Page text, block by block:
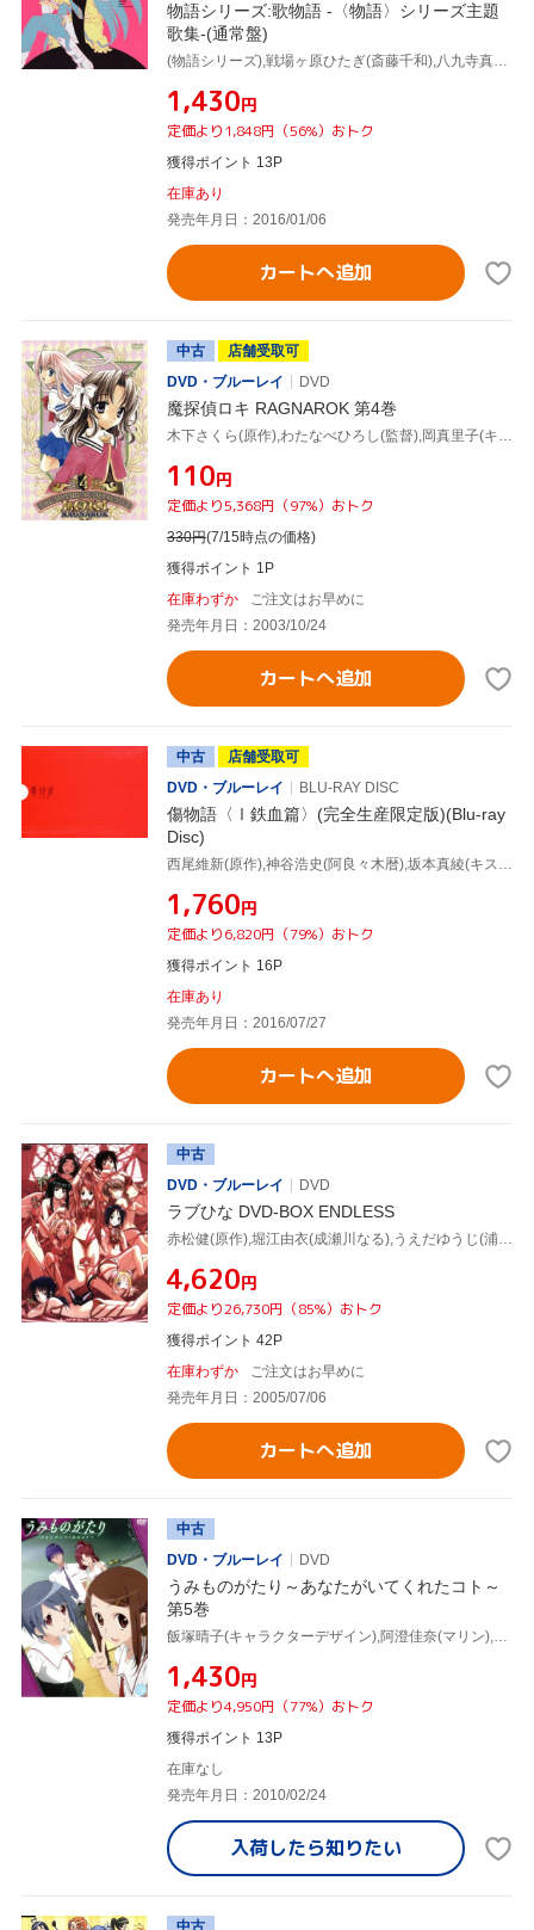
物語シリーズ:歌物語 -〈物語〉シリーズ主題
歌集-(通常盤)
(物語シリーズ),戦場ヶ原ひたぎ(斎藤千和),八九寺真宵(加藤英美里),神原駿河(沢城みゆき),千石撫子(花澤香菜),羽川翼(堀江由衣),春奈るな,河野マリナ
¥1,430円
定価より1,848円（56%）おトク
獲得ポイント 13P
在庫あり
発売年月日：2016/01/06
カートへ追加
中古
店舗受取可
DVD・ブルーレイ
DVD
魔探偵ロキ RAGNAROK 第4巻
木下さくら(原作),わたなべひろし(監督),岡真里子(キャラクターデザイン),渕崎ゆり子(ロキ),堀江由衣(大堂寺繭良),三木眞一郎(闇野竜介),森久保祥太郎(鳴神),子安武人(フレイ)
¥110円
定価より5,368円（97%）おトク
330円(7/15時点の価格)
獲得ポイント 1P
在庫わずか
ご注文はお早めに
発売年月日：2003/10/24
カートへ追加
中古
店舗受取可
DVD・ブルーレイ
BLU-RAY DISC
傷物語〈Ⅰ鉄血篇〉(完全生産限定版)(Blu-ray
Disc)
西尾維新(原作),神谷浩史(阿良々木暦),坂本真綾(キスショット・アセロラオリオン・ハートアンダーブレード),堀江由衣(羽川翼),渡辺明夫(キャラクターデザイン),守岡英行(キャラクターデザイン),神前暁(音楽)
¥1,760円
定価より6,820円（79%）おトク
獲得ポイント 16P
在庫あり
発売年月日：2016/07/27
カートへ追加
中古
DVD・ブルーレイ
DVD
ラブひな DVD-BOX ENDLESS
赤松健(原作),堀江由衣(成瀬川なる),うえだゆうじ(浦島景太郎)
¥4,620円
定価より26,730円（85%）おトク
獲得ポイント 42P
在庫わずか
ご注文はお早めに
発売年月日：2005/07/06
カートへ追加
中古
DVD・ブルーレイ
DVD
うみものがたり～あなたがいてくれたコト～
第5巻
飯塚晴子(キャラクターデザイン),阿澄佳奈(マリン),寿美菜子(宮守夏音),堀江由衣(ウリン),村松健(音楽)
¥1,430円
定価より4,950円（77%）おトク
獲得ポイント 13P
在庫なし
発売年月日：2010/02/24
入荷したら知りたい
中古